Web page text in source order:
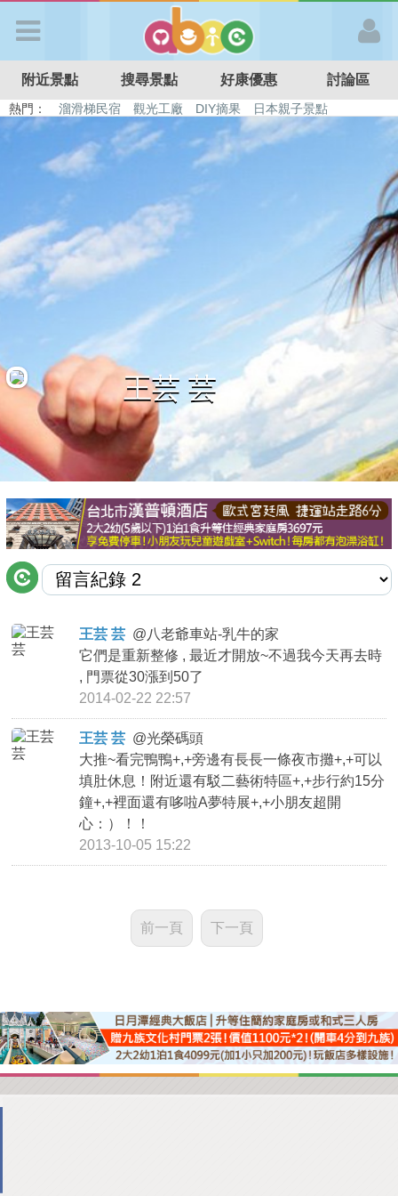
APP登入
首 頁
搜尋景點
好康優惠
最新留言
商家合作
推薦景點
討論區
聯絡我們
APP下載
附近景點 搜尋景點 好康優惠 討論區
熱門： 溜滑梯民宿 觀光工廠 DIY摘果
日本親子景點
特色遊戲場
親子住房優惠 台北親子餐廳 溫泉泡湯SPA
王芸 芸
王芸 芸 @八老爺車站-乳牛的家
它們是重新整修 , 最近才開放~不過我今天再去時
, 門票從30漲到50了
2014-02-22 22:57
王芸 芸 @光榮碼頭
大推~看完鴨鴨+,+旁邊有長長一條夜市攤+,+可以
填肚休息！附近還有駁二藝術特區+,+步行約15分
鐘+,+裡面還有哆啦A夢特展+,+小朋友超開
心：）！！
2013-10-05 15:22
前一頁 下一頁